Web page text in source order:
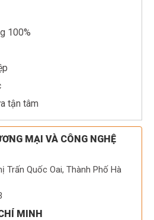
100%
tận tâm
MẠI VÀ CÔNG NGHỆ
Trấn Quốc Oai, Thành Phố Hà
MINH